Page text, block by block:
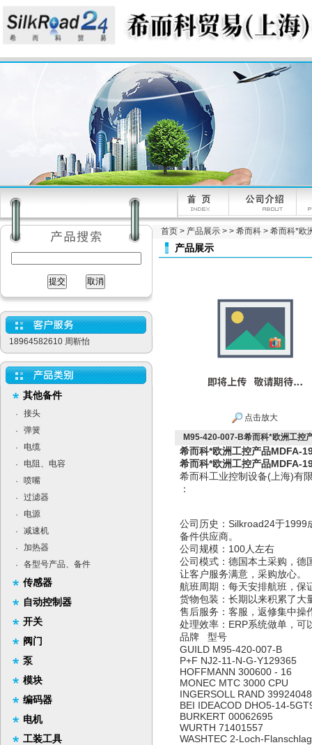
18964582610 周靳怡
其他备件
·
接头
·
弹簧
·
电缆
·
电阻、电容
·
喷嘴
·
过滤器
·
电源
·
减速机
·
加热器
·
各型号产品、备件
传感器
自动控制器
开关
阀门
泵
模块
编码器
电机
工装工具
首页 > 产品展示 > > 希而科 > 希而科*欧
产品展示
点击放大
M95-420-007-B希而科*欧洲工控
希而科*欧洲工控产品MDFA-
希而科*欧洲工控产品MDFA-
希而科工业控制设备(上海)
：
公司历史：Silkroad24于1999
备件供应商。
公司规模：100人左右
公司模式：德国本土采购，德
让客户服务满意，采购放心。
航班周期：每天安排航班，保
货物包装：长期以来积累了大
售后服务：客服，返修集中操
处理效率：ERP系统做单，可
品牌 型号
GUILD M95-420-007-B
P+F NJ2-11-N-G-Y129365
HOFFMANN 300600 - 16
MONEC MTC 3000 CPU
INGERSOLL RAND 39924048
BEI IDEACOD DHO5-14-
BURKERT 00062695
WURTH 71401557
WASHTEC 2-Loch-